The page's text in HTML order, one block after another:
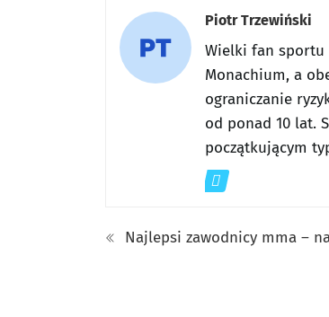
Piotr Trzewiński
Wielki fan sportu
Monachium, a
ograniczanie
od ponad 10 lat.
początkującym
Najlepsi zawodnicy mma –